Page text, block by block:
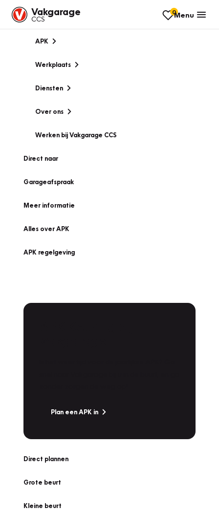
Vakgarage
CCS
0Menu
APK
Werkplaats
Diensten
Over ons
Werken bij Vakgarage CCS
Direct naar
Garageafspraak
Meer informatie
Alles over APK
APK regelgeving
Plan een APK in
Direct plannen
Grote beurt
Kleine beurt